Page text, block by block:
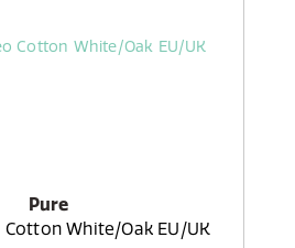
Pure
Cotton White/Oak EU/UK